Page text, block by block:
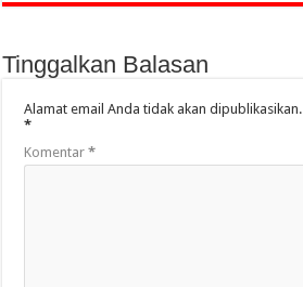
Tinggalkan Balasan
Alamat email Anda tidak akan dipublikasikan.
*
Komentar*